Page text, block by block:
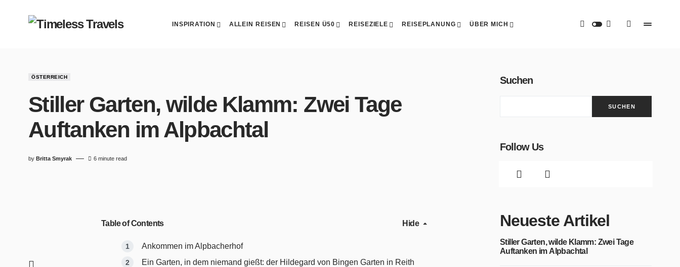
INSPIRATION ALLEIN REISEN REISEN Ü50 REISEZIELE REISEPLANUNG ÜBER MICH
ÖSTERREICH
Stiller Garten, wilde Klamm: Zwei Tage
Auftanken im Alpbachtal
by Britta Smyrak 6 minute read
Table of Contents Hide
Ankommen im Alpbacherhof
Ein Garten, in dem niemand gießt: der Hildegard von Bingen Garten in Reith
Suchen
SUCHEN
Follow Us
Neueste Artikel
Stiller Garten, wilde Klamm: Zwei Tage
Auftanken im Alpbachtal